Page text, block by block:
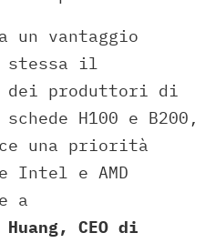
un vantaggio
stessa il
dei produttori di
H100 e B200,
una priorità
Intel e AMD
a
Huang, CEO di